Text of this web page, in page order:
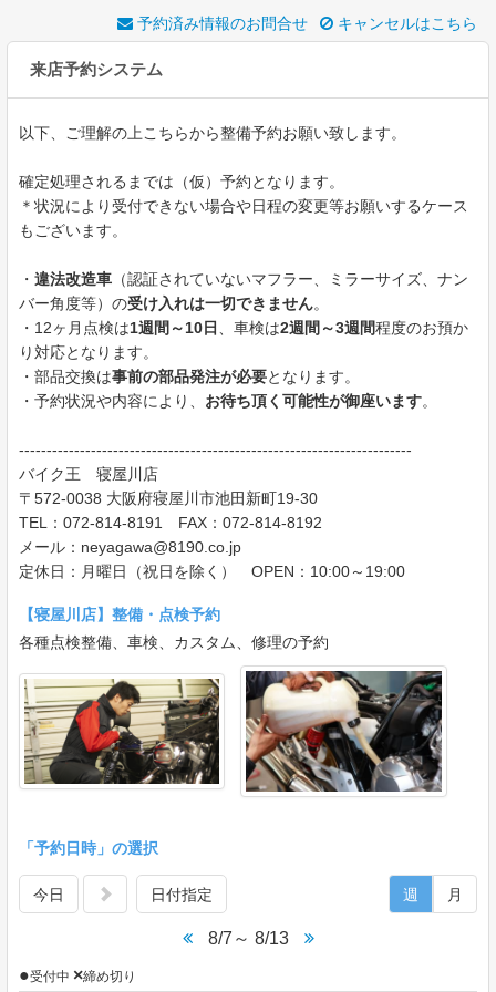
予約済み情報のお問合せ キャンセルはこちら
来店予約システム
以下、ご理解の上こちらから整備予約お願い致します。
確定処理されるまでは（仮）予約となります。
＊状況により受付できない場合や日程の変更等お願いするケース
もございます。
・ 違法改造車 （認証されていないマフラー、ミラーサイズ、ナン
バー角度等）の受け入れは一切できません。
・12ヶ月点検は1週間～10日 、車検は2週間～3週間程度のお預か
り対応となります。
・部品交換は事前の部品発注が必要となります。
・予約状況や内容により、 お待ち頂く可能性が御座います。
-----------------------------------------------------------------------
バイク王 寝屋川店
〒572-0038 大阪府寝屋川市池田新町19-30
TEL：072-814-8191 FAX：072-814-8192
メール：neyagawa@8190.co.jp
定休日：月曜日（祝日を除く） OPEN：10:00～19:00
【寝屋川店】整備・点検予約
各種点検整備、車検、カスタム、修理の予約
「予約日時」の選択
今日 日付指定
8/7～ 8/13
週 月
●受付中 ×締め切り